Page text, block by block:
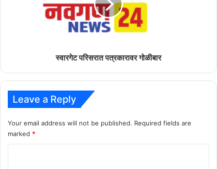
स्वारगेट परिसरात पत्रकारावर गोळीबार
Leave a Reply
Your email address will not be published. Required fields are
marked *